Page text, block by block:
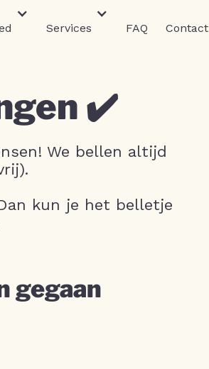
Services FAQ Contact
✔️
We bellen altijd
kun je het belletje
gegaan